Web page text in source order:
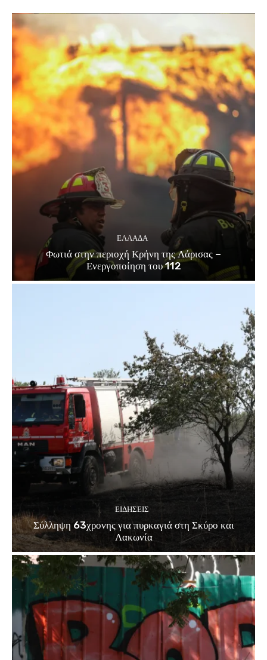
ΕΛΛΑΔΑ
Φωτιά στην περιοχή Κρήνη της Λάρισας –
Ενεργοποίηση του 112
ΕΙΔΗΣΕΙΣ
Σύλληψη 63χρονης για πυρκαγιά στη Σκύρο και
Λακωνία